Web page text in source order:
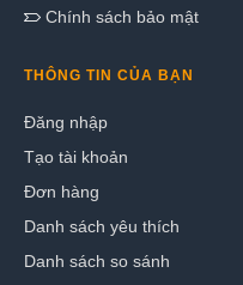
Chính sách bảo mật
THÔNG TIN CỦA BẠN
Đăng nhập
Tạo tài khoản
Đơn hàng
Danh sách yêu thích
Danh sách so sánh